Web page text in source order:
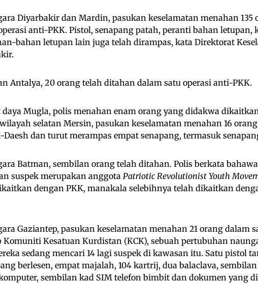
Diyarbakir dan Mardin, pasukan keselamatan menahan 135
anti-PKK. Pistol, senapang patah, peranti bahan letupan,
bahan letupan lain juga telah dirampas, kata Direktorat
Antalya, 20 orang telah ditahan dalam satu operasi anti-PKK.
Mugla, polis menahan enam orang yang didakwa
selatan Mersin, pasukan keselamatan menahan 16
Daesh dan turut merampas empat senapang, termasuk
Batman, sembilan orang telah ditahan. Polis berkata
suspek merupakan anggota Patriotic Revolutionist Youth
dengan PKK, manakala selebihnya telah dikaitkan
Gaziantep, pasukan keselamatan menahan 21 orang dalam
Komuniti Kesatuan Kurdistan (KCK), sebuah pertubuhan
sedang mencari 14 lagi suspek di kawasan itu. Satu pistol
berlesen, empat majalah, 104 kartrij, dua balaclava,
sembilan kad SIM telefon bimbit dan dokumen yang